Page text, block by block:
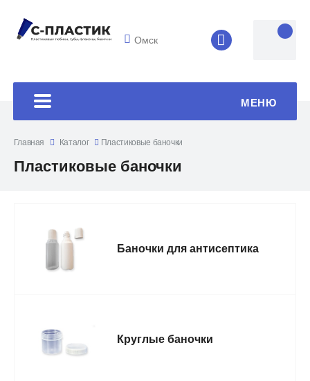
Омск 8 (4852) 33-
МЕНЮ
Главная Каталог Пластиковые баночки
Пластиковые баночки
Баночки для антисептика
Круглые баночки